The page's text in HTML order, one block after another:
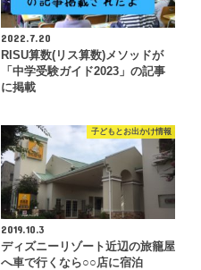
2022.7.20
RISU算数(リス算数)メソッドが
「中学受験ガイド2023」の記事
に掲載
子どもとお出かけ情報
2019.10.3
ディズニーリゾート近辺の旅籠屋
へ車で行くなら○○店に宿泊